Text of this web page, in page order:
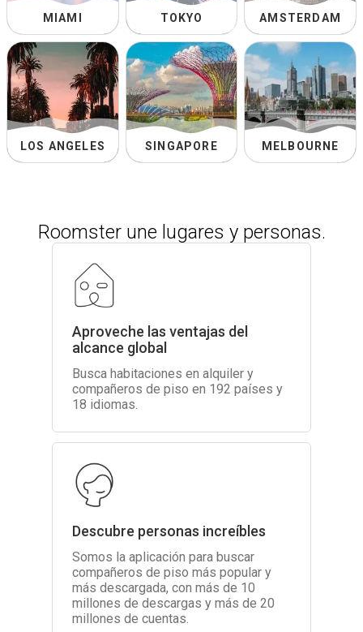
MIAMI TOKYO AMSTERDAM
LOS ANGELES SINGAPORE MELBOURNE
Roomster une lugares y personas.
Aproveche las ventajas del
alcance global
Busca habitaciones en alquiler y
compañeros de piso en 192 países y
18 idiomas.
Descubre personas increíbles
Somos la aplicación para buscar
compañeros de piso más popular y
más descargada, con más de 10
millones de descargas y más de 20
millones de cuentas.